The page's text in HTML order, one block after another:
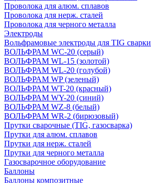
Проволока для алюм. сплавов
Проволока для нерж. сталей
Проволока для черного металла
Электроды
Вольфрамовые электроды для TIG сварки
ВОЛЬФРАМ WC-20 (серый)
ВОЛЬФРАМ WL-15 (золотой)
ВОЛЬФРАМ WL-20 (голубой)
ВОЛЬФРАМ WP (зеленый)
ВОЛЬФРАМ WT-20 (красный)
ВОЛЬФРАМ WY-20 (синий)
ВОЛЬФРАМ WZ-8 (белый)
ВОЛЬФРАМ WR-2 (бирюзовый)
Прутки сварочные (TIG, газосварка)
Прутки для алюм. сплавов
Прутки для нерж. сталей
Прутки для черного металла
Газосварочное оборудование
Баллоны
Баллоны композитные